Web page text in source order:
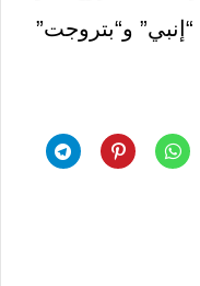
“ إنبي” و“بتروجت”